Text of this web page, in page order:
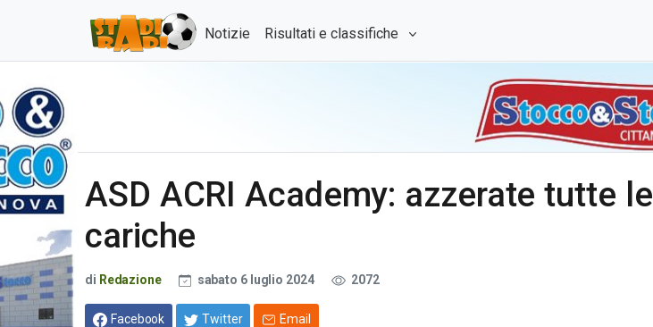
Notizie Risultati e classifiche
ASD ACRI Academy: azzerate tutte le
cariche
di Redazione sabato 6 luglio 2024 2072
Facebook Twitter Email